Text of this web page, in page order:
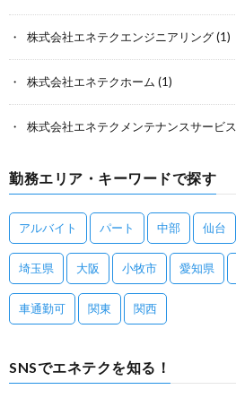
株式会社エネテクエンジニアリング(1)
株式会社エネテクホーム (1)
株式会社エネテクメンテナンスサービス
勤務エリア・キーワードで探す
アルバイト パート 中部 仙台
埼玉県 大阪 小牧市 愛知県
車通勤可 関東 関西
SNSでエネテクを知る！